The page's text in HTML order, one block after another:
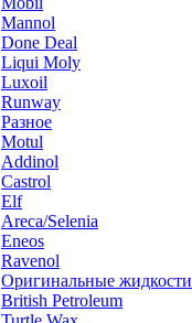
Mannol
Done Deal
Liqui Moly
Luxoil
Runway
Разное
Motul
Addinol
Castrol
Elf
Areca/Selenia
Eneos
Ravenol
Оригинальные жидкости
British Petroleum